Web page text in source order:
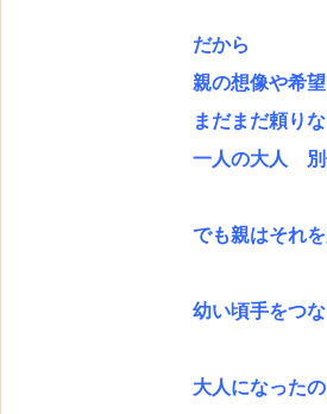
だから
親の想像や希
まだまだ頼り
一人の大人 別
でも親はそれ
幼い頃手をつ
大人になった